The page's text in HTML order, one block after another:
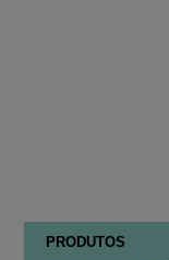
PRODUTOS